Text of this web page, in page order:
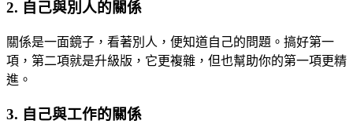
2. 自己與別人的關係
關係是一面鏡子，看著別人，便知道自己的問題。搞好第一
項，第二項就是升級版，它更複雜，但也幫助你的第一項更精
進。
3. 自己與工作的關係